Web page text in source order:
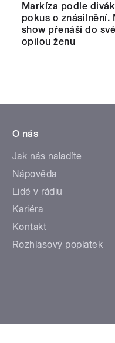
Markíza podle
pokus o znásilnění.
show přenáší do
opilou ženu
O nás
Jak nás naladíte
Nápověda
Lidé v rádiu
Kariéra
Kontakt
Rozhlasový poplatek